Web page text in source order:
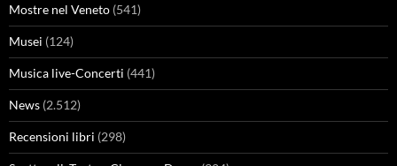
Mostre nel Veneto (541)
Musei (124)
Musica live-Concerti (441)
News (2.512)
Recensioni libri (298)